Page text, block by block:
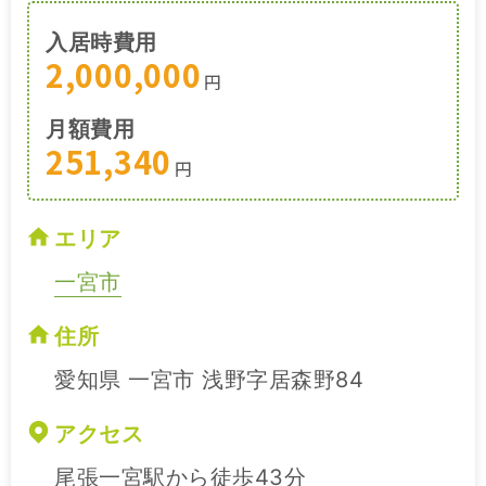
入居時費用
2,000,000 円
月額費用
251,340 円
エリア
一宮市
住所
愛知県 一宮市 浅野字居森野84
アクセス
尾張一宮駅から徒歩43分